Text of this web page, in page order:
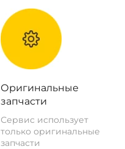
Оригинальные
запчасти
Сервис использует
только оригинальные
запчасти